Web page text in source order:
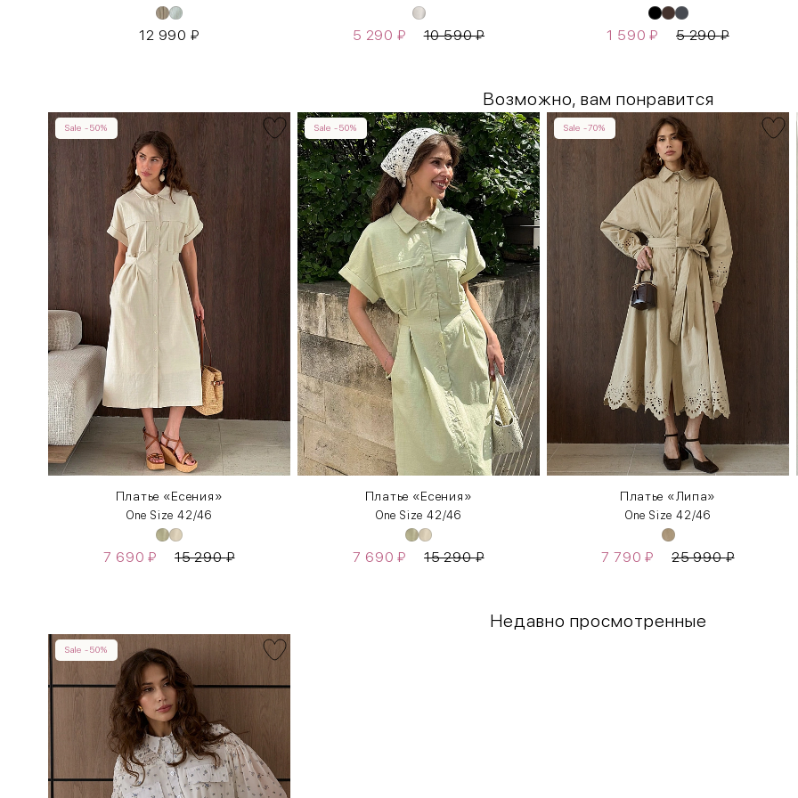
12 990 ₽ 5 290 ₽ 10 590₽ 1 590₽ 5 290₽
Возможно, вам понравится
Sale -50%
Платье «Есения»
One Size 42/46
7 690₽ 15 290₽
Sale -50%
Платье «Есения»
One Size 42/46
7 690₽ 15 290₽
Sale -70%
Платье «Липа»
One Size 42/46
7 790₽ 25 990₽
Недавно просмотренные
Sale -50%
RUS
XS 40-42